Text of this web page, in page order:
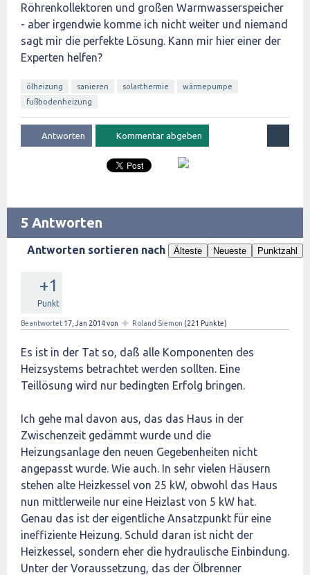
Röhrenkollektoren und großen Warmwasserspeicher
- aber irgendwie komme ich nicht weiter und niemand
sagt mir die perfekte Lösung. Kann mir hier einer der
Experten helfen?
ölheizung sanieren solarthermie
wärmepumpe
fußbodenheizung
5 Antworten
Antworten sortieren nach Älteste Neueste Punktzahl
+1
Punkt
Beantwortet 17, Jan 2014von ✦ Roland Siemon (221 Punkte)
Es ist in der Tat so, daß alle Komponenten des
Heizsystems betrachtet werden sollten. Eine
Teillösung wird nur bedingten Erfolg bringen.
Ich gehe mal davon aus, das das Haus in der
Zwischenzeit gedämmt wurde und die
Heizungsanlage den neuen Gegebenheiten nicht
angepasst wurde. Wie auch. In sehr vielen Häusern
stehen alte Heizkessel von 25 kW, obwohl das Haus
nun mittlerweile nur eine Heizlast von 5 kW hat.
Genau das ist der eigentliche Ansatzpunkt für eine
ineffiziente Heizung. Schuld daran ist nicht der
Heizkessel, sondern eher die hydraulische Einbindung.
Unter der Voraussetzung, das der Ölbrenner